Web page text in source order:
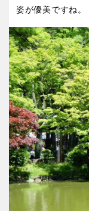
姿が優美ですね。